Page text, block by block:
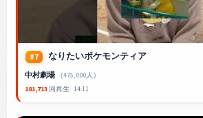
#7 なりたいポケモンティア
中村劇場
（475,000人）
181,713回再生 14:11